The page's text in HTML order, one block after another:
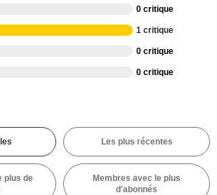
0 critique
1 critique
0 critique
0 critique
Les plus récentes
plus de
Membres avec le plus
d'abonnés